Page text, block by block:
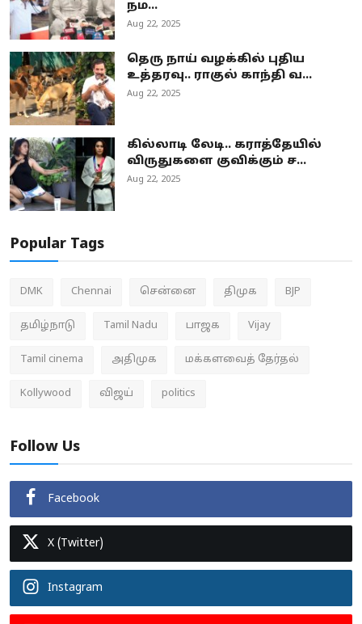
நம...
Aug 22, 2025
தெரு நாய் வழக்கில் புதிய
உத்தரவு.. ராகுல் காந்தி வ...
Aug 22, 2025
கில்லாடி லேடி.. கராத்தேயில்
விருதுகளை குவிக்கும் ச...
Aug 22, 2025
Popular Tags
DMK Chennai சென்னை திமுக BJP
தமிழ்நாடு Tamil Nadu பாஜக Vijay
Tamil cinema அதிமுக மக்களவைத் தேர்தல்
Kollywood விஜய் politics
Follow Us
Facebook
X (Twitter)
Instagram